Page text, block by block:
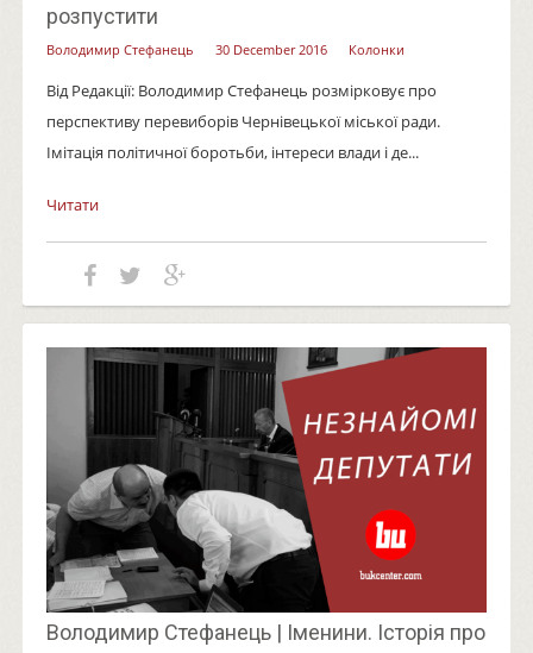
розпустити
Володимир Стефанець 30 December 2016 Колонки
Від Редакції: Володимир Стефанець розмірковує про
перспективу перевиборів Чернівецької міської ради.
Імітація політичної боротьби, інтереси влади і де...
Читати
Володимир Стефанець | Іменини. Історія про